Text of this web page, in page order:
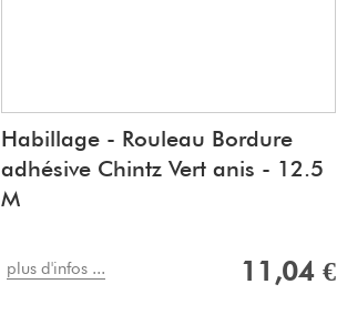
Habillage - Rouleau Bordure
adhésive Chintz Vert anis - 12.5
M
plus d'infos ... 11,04 €